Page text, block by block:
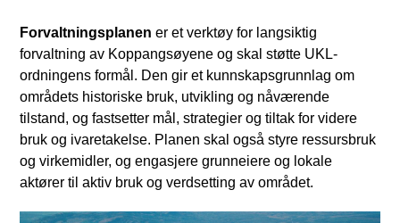
Forvaltningsplanen er et verktøy for langsiktig
forvaltning av Koppangsøyene og skal støtte UKL-
ordningens formål. Den gir et kunnskapsgrunnlag om
områdets historiske bruk, utvikling og nåværende
tilstand, og fastsetter mål, strategier og tiltak for videre
bruk og ivaretakelse. Planen skal også styre ressursbruk
og virkemidler, og engasjere grunneiere og lokale
aktører til aktiv bruk og verdsetting av området.